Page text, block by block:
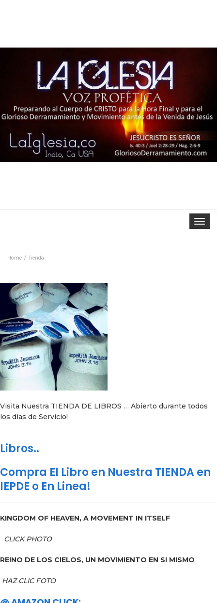
Toggle
Home Tienda
Visita Nuestra TIENDA DE LIBROS … Abierto durante todos
los dias de Servicio!
Libros..
Compra El Libro en Nuestra TIENDA en
IEPDE o En Linea!
KINGDOM OF HEAVEN, A MOVEMENT IN ITSELF
CLICK PHOTO
REINO DE LOS CIELOS, UN MOVIMIENTO EN SI MISMO
HAZ CLIC FOTO